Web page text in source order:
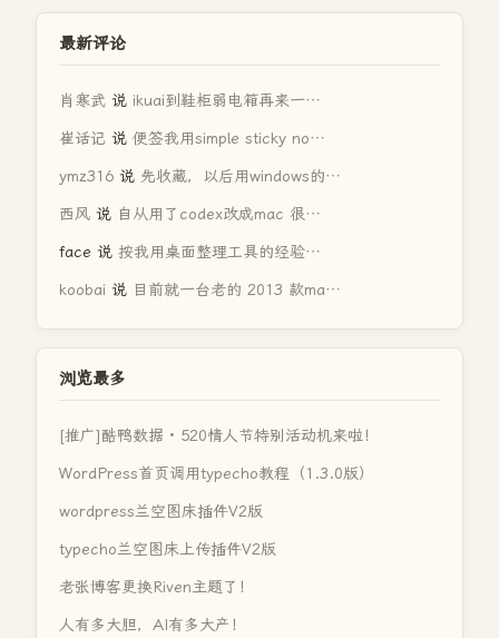
最新评论
肖寒武 说 ikuai到鞋柜弱电箱再来一…
崔话记 说 便签我用simple sticky no…
ymz316 说 先收藏，以后用windows的…
西风 说 自从用了codex改成mac 很…
face 说 按我用桌面整理工具的经验…
koobai 说 目前就一台老的 2013 款ma…
浏览最多
[推广]酷鸭数据 · 520情人节特别活动机来啦！
WordPress首页调用typecho教程（1.3.0版）
wordpress兰空图床插件V2版
typecho兰空图床上传插件V2版
老张博客更换Riven主题了！
人有多大胆，AI有多大产！